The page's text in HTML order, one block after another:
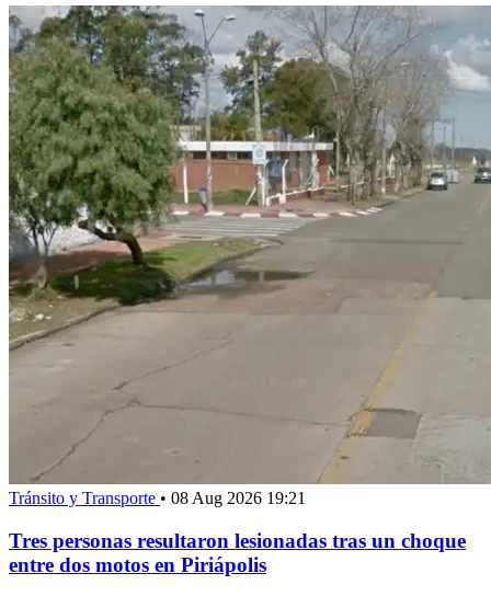
Tránsito y Transporte • 08 Aug 2026 19:21
Tres personas resultaron lesionadas tras un choque
entre dos motos en Piriápolis